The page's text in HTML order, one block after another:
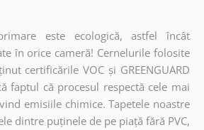
este ecologică, astfel încât
în orice cameră! Cernelurile folosite
certificările VOC și GREENGUARD
faptul că procesul respectă cele mai
emisiile chimice. Tapetele noastre
dintre puținele de pe piață fără PVC,